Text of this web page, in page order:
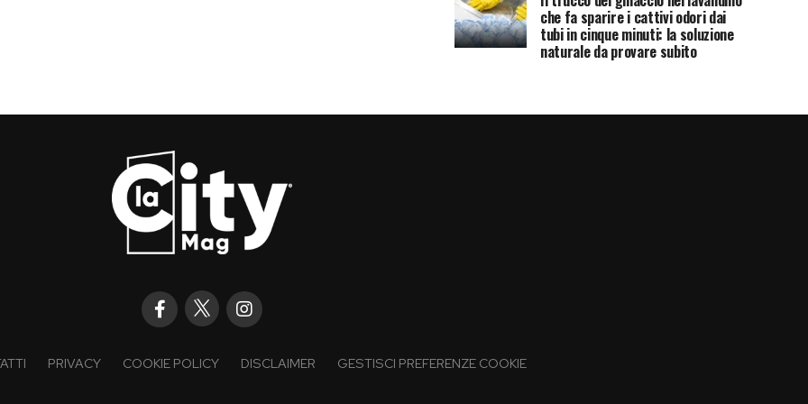
che fa sparire i cattivi odori dai
tubi in cinque minuti: la soluzione
naturale da provare subito
PRIVACY COOKIE POLICY DISCLAIMER GESTISCI PREFERENZE COOKIE